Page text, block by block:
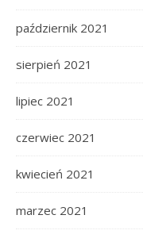
październik 2021
sierpień 2021
lipiec 2021
czerwiec 2021
kwiecień 2021
marzec 2021